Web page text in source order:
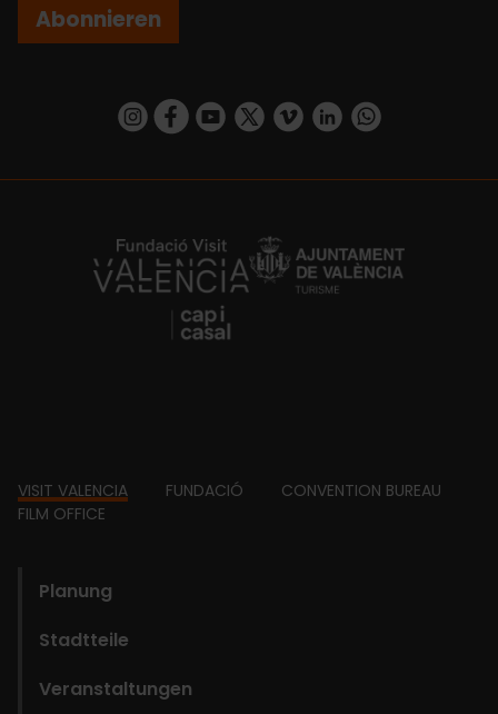
Abonnieren
https://www.instagram.com/visit_valencia/
https://www.facebook.com/
https://www.youtube.com/user/
https://twitter.com/_VivaValencia
https://vimeo.com/
https://www.linkedin.com/company/turismo-valencia/https://api.whatsapp.com/send/
https://fundacion.visitvalencia.com/
Footer
VISIT VALENCIA FUNDACIÓ
CONVENTION BUREAU
FILM OFFICE
Planung
Stadtteile
Veranstaltungen